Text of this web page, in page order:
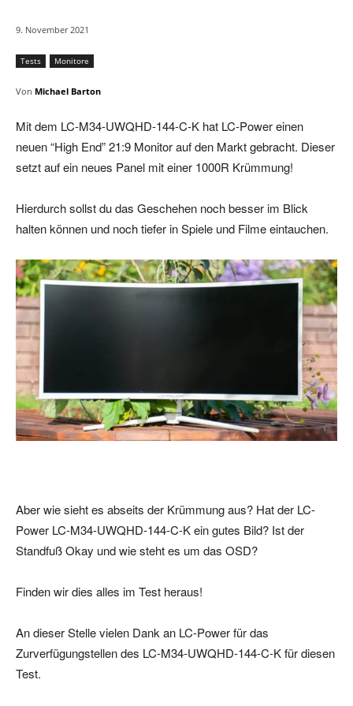
9. November 2021
Tests Monitore
Von Michael Barton
Mit dem LC-M34-UWQHD-144-C-K hat LC-Power einen
neuen “High End” 21:9 Monitor auf den Markt gebracht. Dieser
setzt auf ein neues Panel mit einer 1000R Krümmung!
Hierdurch sollst du das Geschehen noch besser im Blick
halten können und noch tiefer in Spiele und Filme eintauchen.
Aber wie sieht es abseits der Krümmung aus? Hat der LC-
Power LC-M34-UWQHD-144-C-K ein gutes Bild? Ist der
Standfuß Okay und wie steht es um das OSD?
Finden wir dies alles im Test heraus!
An dieser Stelle vielen Dank an LC-Power für das
Zurverfügungstellen des LC-M34-UWQHD-144-C-K für diesen
Test.